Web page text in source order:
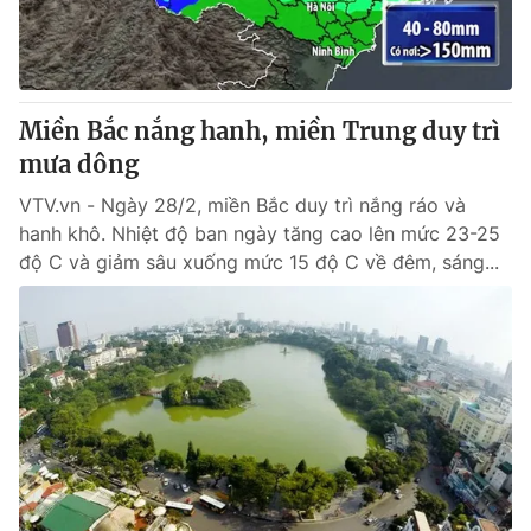
Thị trường 24h Tấm lòng Việt
VTV4 Vươn mình bằng AI
VTV9 VTV8
Liên hệ tòa soạn English
THỜI BÁO VTV
Theo dõi báo trên
Cơ quan chủ quản:Đài Truyền hình Việt Nam
Cơ quan báo chí:Thời báo VTV
Miền Bắc nắng hanh, miền Trung duy trì
mưa dông
VTV.vn - Ngày 28/2, miền Bắc duy trì nắng ráo và
hanh khô. Nhiệt độ ban ngày tăng cao lên mức 23-25
độ C và giảm sâu xuống mức 15 độ C về đêm, sáng...